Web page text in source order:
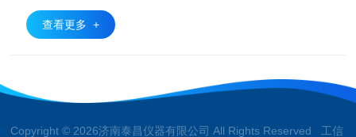
查看更多 +
Copyright © 2026济南泰昌仪器有限公司 All Rights Reserved 工信